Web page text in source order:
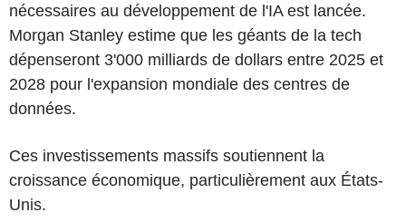
nécessaires au développement de l'IA est lancée.
Morgan Stanley estime que les géants de la tech
dépenseront 3'000 milliards de dollars entre 2025 et
2028 pour l'expansion mondiale des centres de
données.
Ces investissements massifs soutiennent la
croissance économique, particulièrement aux États-
Unis.